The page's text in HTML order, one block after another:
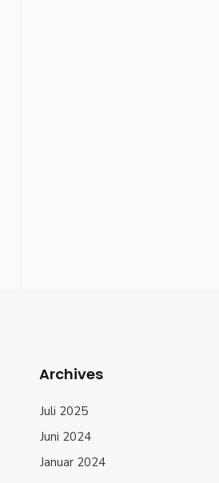
Archives
Juli 2025
Juni 2024
Januar 2024